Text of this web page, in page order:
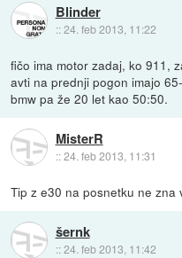
Blinder
::24. feb 2013, 11:22
fičo ima motor zadaj, ko 911,
avti na prednji pogon imajo
bmw pa že 20 let kao 50:50.
MisterR
::24. feb 2013, 11:31
Tip z e30 na posnetku ne zna
šernk
::24. feb 2013, 11:42